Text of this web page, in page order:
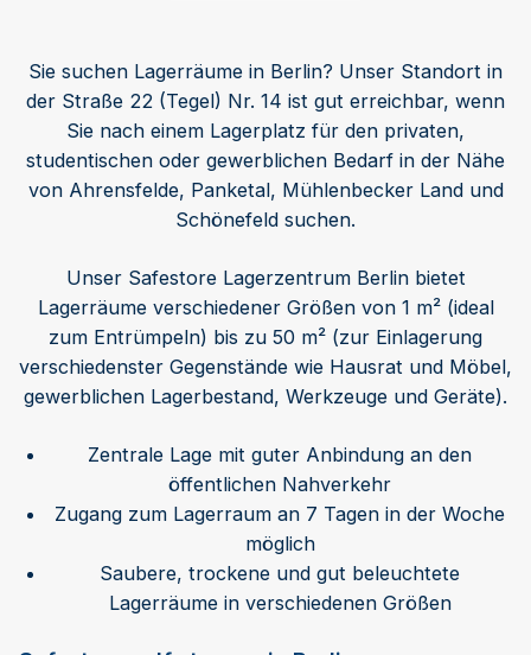
Sie suchen Lagerräume in Berlin? Unser Standort in
der Straße 22 (Tegel) Nr. 14 ist gut erreichbar, wenn
Sie nach einem Lagerplatz für den privaten,
studentischen oder gewerblichen Bedarf in der Nähe
von Ahrensfelde, Panketal, Mühlenbecker Land und
Schönefeld suchen.
Unser Safestore Lagerzentrum Berlin bietet
Lagerräume verschiedener Größen von 1 m² (ideal
zum Entrümpeln) bis zu 50 m² (zur Einlagerung
verschiedenster Gegenstände wie Hausrat und Möbel,
gewerblichen Lagerbestand, Werkzeuge und Geräte).
Zentrale Lage mit guter Anbindung an den
öffentlichen Nahverkehr
Zugang zum Lagerraum an 7 Tagen in der Woche
möglich
Saubere, trockene und gut beleuchtete
Lagerräume in verschiedenen Größen